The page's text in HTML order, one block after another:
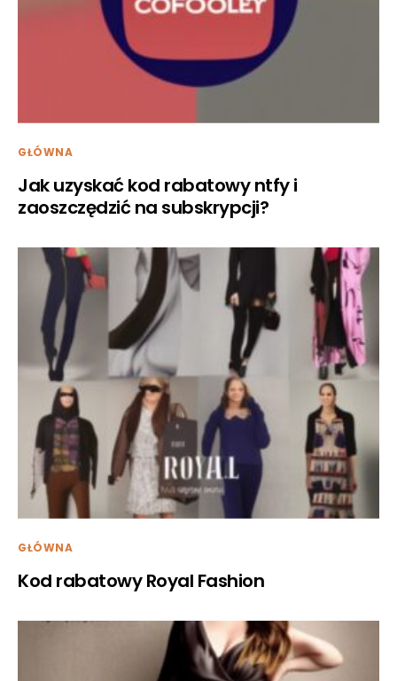
GŁÓWNA
Jak uzyskać kod rabatowy ntfy i
zaoszczędzić na subskrypcji?
GŁÓWNA
Kod rabatowy Royal Fashion